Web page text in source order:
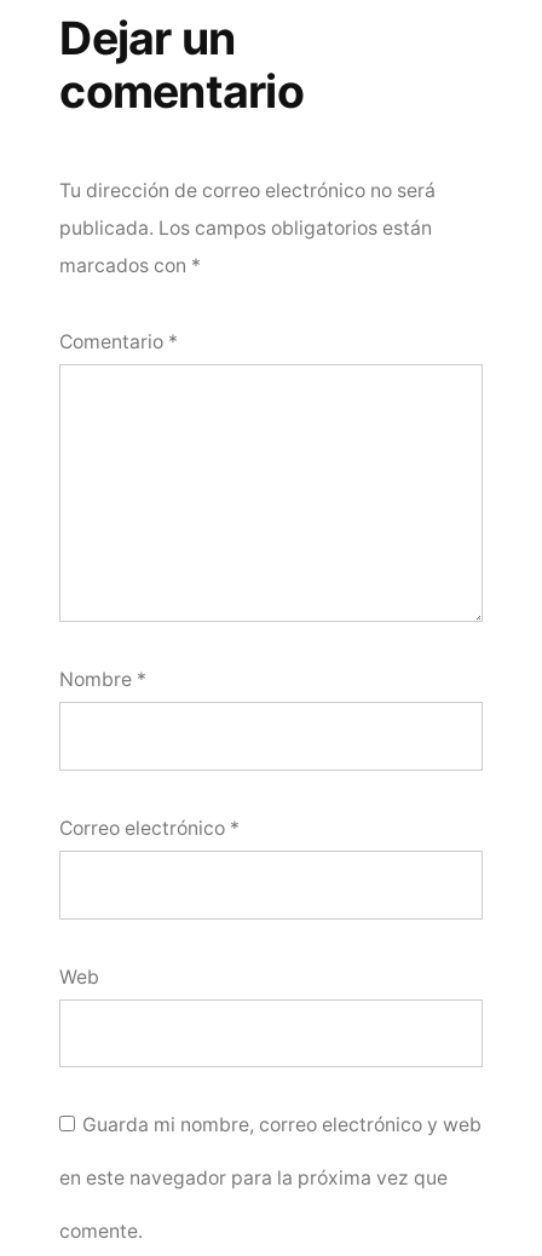
Dejar un
comentario
Tu dirección de correo electrónico no será
publicada. Los campos obligatorios están
marcados con *
Comentario *
Nombre *
Correo electrónico *
Web
Guarda mi nombre, correo electrónico y web
en este navegador para la próxima vez que
comente.